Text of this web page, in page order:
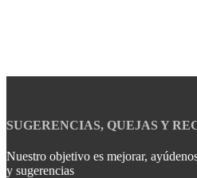
SUGERENCIAS, QUEJAS Y
Nuestro objetivo es mejorar,
y sugerencias